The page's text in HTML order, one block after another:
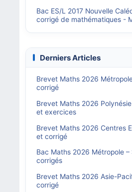
Bac ES/L 2017 Nouvelle
corrigé de mathématiques -
Derniers Articles
Brevet Maths 2026
corrigé
Brevet Maths 2026
et exercices
Brevet Maths 2026 Centres
et corrigé
Bac Maths 2026 Métropole –
corrigés
Brevet Maths 2026 Asie-
corrigé